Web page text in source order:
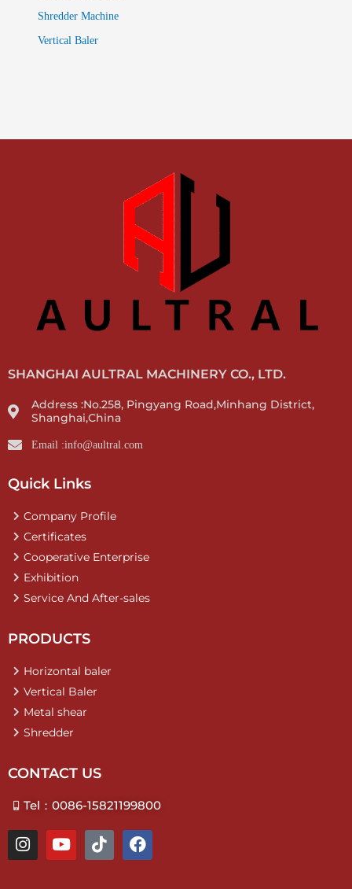
Shredder Machine
Vertical Baler
SHANGHAI AULTRAL MACHINERY CO., LTD.
Address :No.258, Pingyang Road,Minhang District,
Shanghai,China
Email :info@aultral.com
Quick Links
Company Profile
Certificates
Cooperative Enterprise
Exhibition
Service And After-sales
PRODUCTS
Horizontal baler
Vertical Baler
Metal shear
Shredder
CONTACT US
Tel：0086-15821199800
I
n
Y
o
T
i
F
a